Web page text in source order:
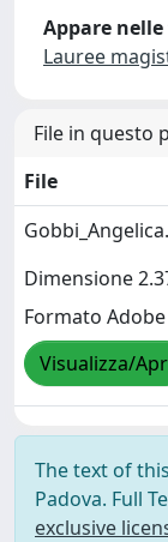
Appare
Lauree
File in questo
File
Dimensione
Formato Adobe
Visualizza/
The text of
Padova. Full
exclusive